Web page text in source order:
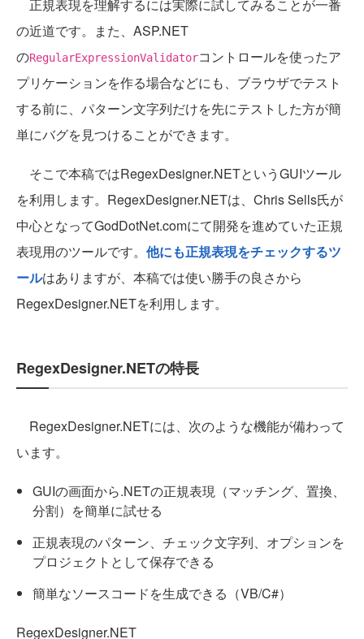
正規表現を理解するには実際に試してみることが一番
の近道です。また、ASP.NET
のRegularExpressionValidatorコントロールを使ったア
プリケーションを作る場合などにも、ブラウザでテスト
する前に、パターン文字列だけを先にテストした方が簡
単にバグを見つけることができます。
そこで本稿ではRegexDesigner.NETというGUIツール
を利用します。RegexDesigner.NETは、Chris Sells氏が
中心となってGodDotNet.comにて開発を進めていた正規
表現用のツールです。 他にも正規表現をチェックするツ
ールはありますが、本稿では使い勝手の良さから
RegexDesigner.NETを利用します。
RegexDesigner.NETの特長
RegexDesigner.NETには、次のような機能が備わって
います。
GUIの画面から.NETの正規表現（マッチング、置換、
分割）を簡単に試せる
正規表現のパターン、チェック文字列、オプションを
プロジェクトとして保存できる
簡単なソースコードを生成できる（VB/C#）
RegexDesigner.NET